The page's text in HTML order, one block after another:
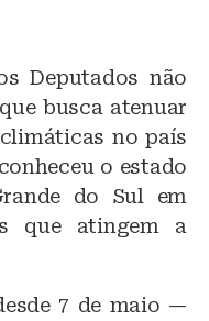
Deputados não
busca atenuar
no país
o estado
do Sul em
que atingem a
7 de maio —